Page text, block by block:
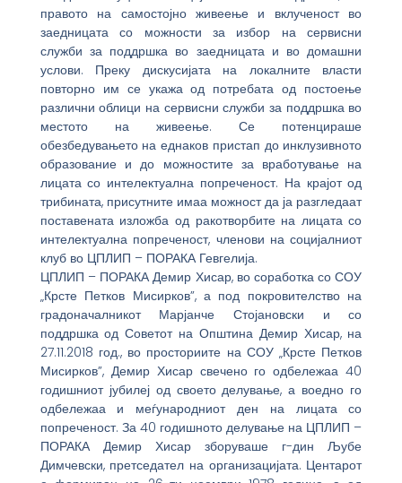
правото на самостојно живеење и вклученост во
заедницата со можности за избор на сервисни
служби за поддршка во заедницата и во домашни
услови. Преку дискусијата на локалните власти
повторно им се укажа од потребата од постоење
различни облици на сервисни служби за поддршка во
местото на живеење. Се потенцираше
обезбедувањето на еднаков пристап до инклузивното
образование и до можностите за вработување на
лицата со интелектуална попреченост. На крајот од
трибината, присутните имаа можност да ја разгледаат
поставената изложба од ракотворбите на лицата со
интелектуална попреченост, членови на социјалниот
клуб во ЦПЛИП – ПОРАКА Гевгелија.
ЦПЛИП – ПОРАКА Демир Хисар, во соработка со СОУ
„Крсте Петков Мисирков”, а под покровителство на
градоначалникот Марјанче Стојановски и со
поддршка од Советот на Општина Демир Хисар, на
27.11.2018 год., во просториите на СОУ „Крсте Петков
Мисирков”, Демир Хисар свечено го одбележаа 40
годишниот јубилеј од своето делување, а воедно го
одбележаа и меѓународниот ден на лицата со
попреченост. За 40 годишното делување на ЦПЛИП –
ПОРАКА Демир Хисар зборуваше г-дин Љубе
Димчевски, претседател на организацијата. Центарот